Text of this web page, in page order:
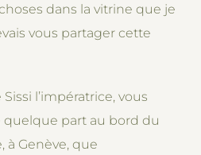
dans la vitrine que je
vous partager cette
l’impératrice, vous
quelque part au bord du
à Genève, que